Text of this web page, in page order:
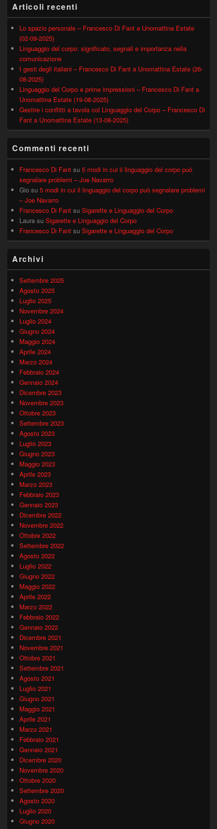
Articoli recenti
Lo spazio personale – Francesco Di Fant a Unomattina Estate
(02-09-2025)
Linguaggio del corpo: significato, segnali e importanza nella
comunicazione
I gesti degli italiani – Francesco Di Fant a Unomattina Estate (26-
08-2025)
Linguaggio del Corpo e prime impressioni – Francesco Di Fant a
Unomattina Estate (19-08-2025)
Gestire i conflitti a tavola col Linguaggio del Corpo – Francesco Di
Fant a Unomattina Estate (13-08-2025)
Commenti recenti
Francesco Di Fant su 5 modi in cui il linguaggio del corpo può
segnalare problemi – Joe Navarro
Gio su 5 modi in cui il linguaggio del corpo può segnalare problemi
– Joe Navarro
Francesco Di Fant su Sigarette e Linguaggio del Corpo
Laura su Sigarette e Linguaggio del Corpo
Francesco Di Fant su Sigarette e Linguaggio del Corpo
Archivi
Settembre 2025
Agosto 2025
Luglio 2025
Novembre 2024
Luglio 2024
Giugno 2024
Maggio 2024
Aprile 2024
Marzo 2024
Febbraio 2024
Gennaio 2024
Dicembre 2023
Novembre 2023
Ottobre 2023
Settembre 2023
Agosto 2023
Luglio 2023
Giugno 2023
Maggio 2023
Aprile 2023
Marzo 2023
Febbraio 2023
Gennaio 2023
Dicembre 2022
Novembre 2022
Ottobre 2022
Settembre 2022
Agosto 2022
Luglio 2022
Giugno 2022
Maggio 2022
Aprile 2022
Marzo 2022
Febbraio 2022
Gennaio 2022
Dicembre 2021
Novembre 2021
Ottobre 2021
Settembre 2021
Agosto 2021
Luglio 2021
Giugno 2021
Maggio 2021
Aprile 2021
Marzo 2021
Febbraio 2021
Gennaio 2021
Dicembre 2020
Novembre 2020
Ottobre 2020
Settembre 2020
Agosto 2020
Luglio 2020
Giugno 2020